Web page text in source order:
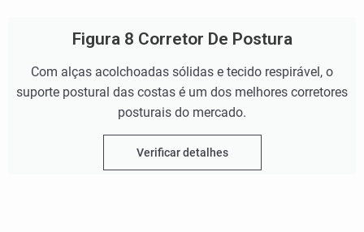
Figura 8 Corretor De Postura
Com alças acolchoadas sólidas e tecido respirável, o
suporte postural das costas é um dos melhores corretores
posturais do mercado.
Verificar detalhes